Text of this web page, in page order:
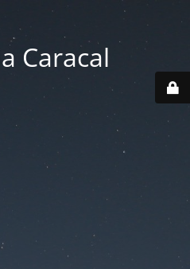
Caracal